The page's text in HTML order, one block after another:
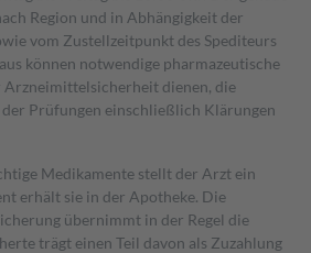
Region und in Abhängigkeit der
vom Zustellzeitpunkt des Spediteurs
können notwendige pharmazeutische
Arzneimittelsicherheit dienen, die
Prüfungen einschließlich Klärungen
Medikamente stellt der Arzt ein
erhält sie in der Apotheke. Die
übernimmt in der Regel die
trägt einen Teil davon als Zuzahlung